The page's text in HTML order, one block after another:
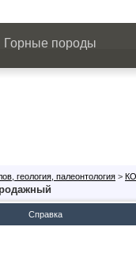
Горные породы
геология, палеонтология >
Справка